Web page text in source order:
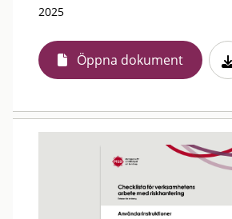
2025
Öppna dokument